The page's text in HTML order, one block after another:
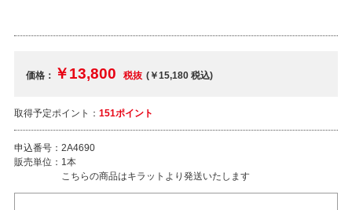
価格： ￥13,800 税抜 (￥15,180税込)
取得予定ポイント： 151ポイント
申込番号： 2A4690
販売単位： 1本
こちらの商品はキラットより発送いたします